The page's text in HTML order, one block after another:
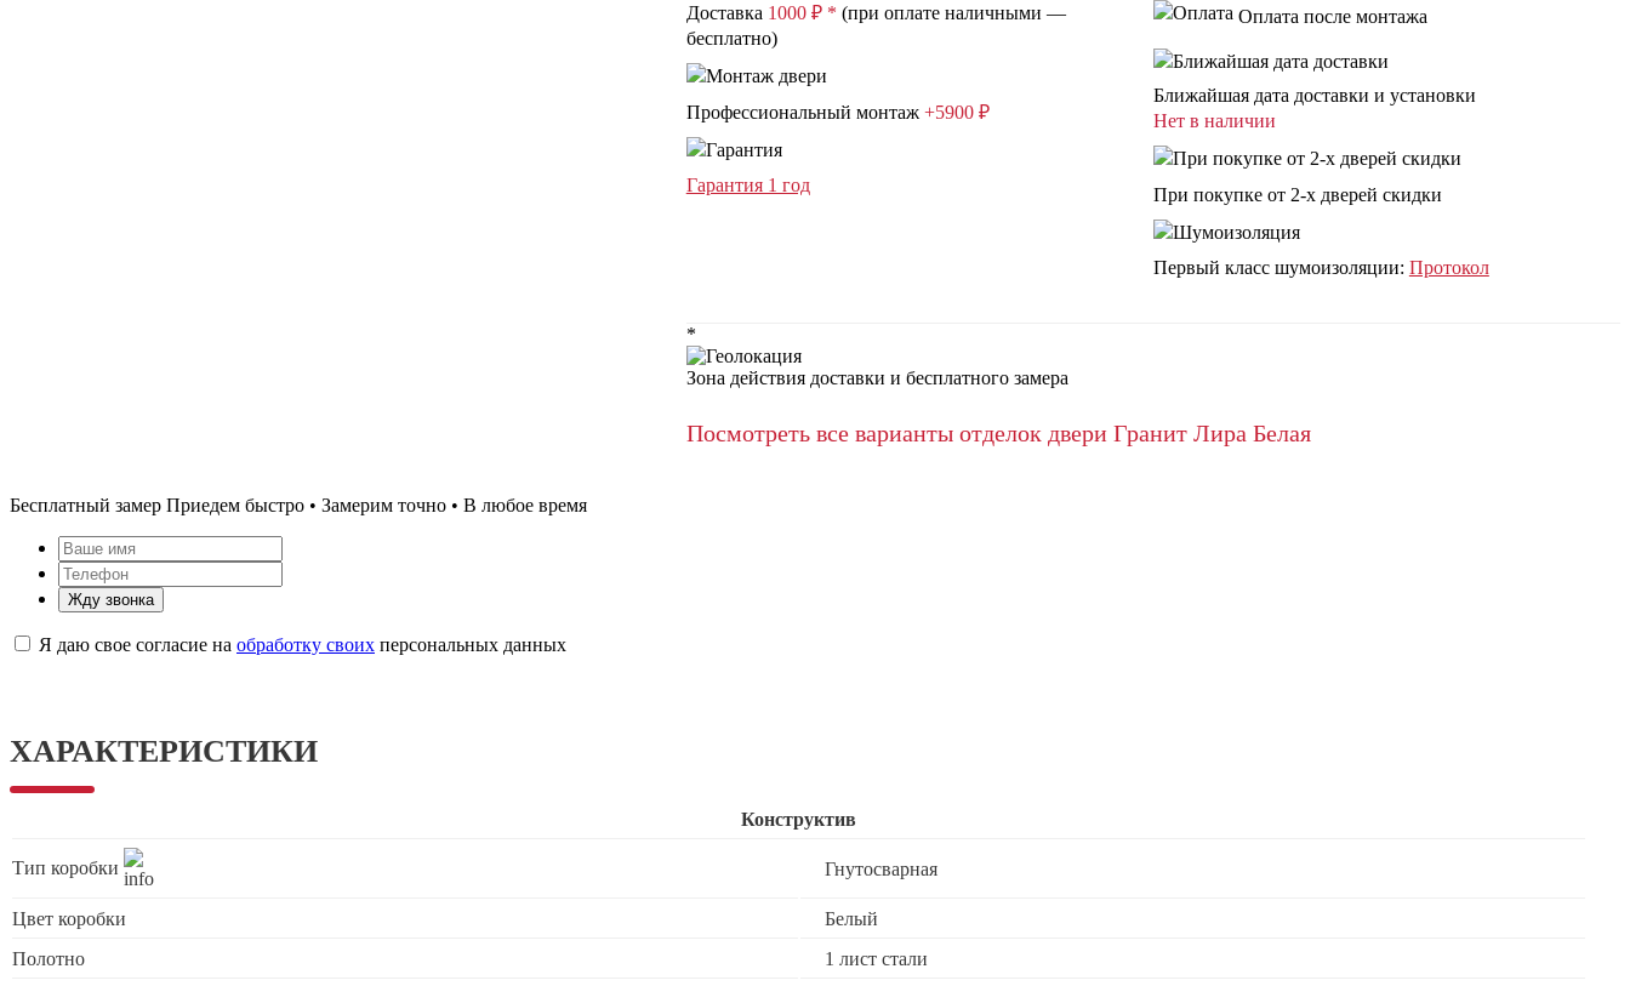
Доставка 1000 ₽ * (при оплате наличными —
бесплатно)
Профессиональный монтаж +5900 ₽
Гарантия 1 год
Оплата после монтажа
Ближайшая дата доставки и установки
Нет в наличии
При покупке от 2-х дверей скидки
Первый класс шумоизоляции: Протокол
*
Зона действия доставки и бесплатного замера
Посмотреть все варианты отделок двери Гранит Лира Белая
Бесплатный замер Приедем быстро • Замерим точно • В любое время
Жду звонка
Я даю свое согласие на обработку своих персональных данных
ХАРАКТЕРИСТИКИ
Конструктив
Тип коробки Гнутосварная
Цвет коробки
Белый
Полотно
1 лист стали